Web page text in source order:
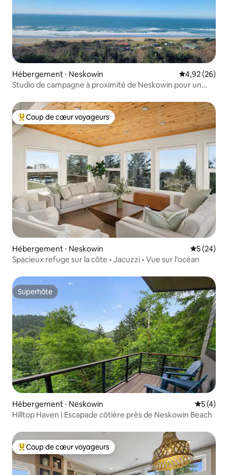
Hébergement ⋅ Neskowin Évaluation
4,92 (26)
Studio de campagne à proximité de Neskowin pour un
Coups de cœur voyageurs les plus appréciés
Coup de cœur voyageurs
Hébergement ⋅ Neskowin
5 (24)
Spacieux refuge sur la côte • Jacuzzi • Vue sur l’océan
Superhôte
Superhôte
Hébergement ⋅ Neskowin
5 (4)
Hilltop Haven | Escapade côtière près de Neskowin Beach
Coups de cœur voyageurs les plus appréciés
Coup de cœur voyageurs